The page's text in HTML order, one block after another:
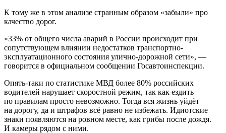
К тому же в этом анализе странным образом «забыли» про
качество дорог.
«33% от общего числа аварий в России происходит при
сопутствующем влиянии недостатков транспортно-
эксплуатационного состояния улично-дорожной сети», —
говорится в официальном сообщении Госавтоинспекции.
Опять-таки по статистике МВД более 80% российских
водителей нарушает скоростной режим, так как ездить
по правилам просто невозможно. Тогда вся жизнь уйдёт
на дорогу, да и штрафов всё равно не избежать. Идиотские
знаки появляются на ровном месте, как грибы после дождя.
И камеры рядом с ними.